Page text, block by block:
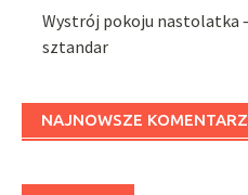
Wystrój pokoju nastolatka
sztandar
NAJNOWSZE